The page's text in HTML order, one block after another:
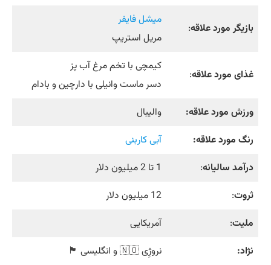
بازیگر مورد علاقه:
میشل فایفر
مریل استریپ
غذای مورد علاقه:
کیمچی با تخم مرغ آب پز
دسر ماست وانیلی با دارچین و بادام
ورزش مورد علاقه:
والیبال
رنگ مورد علاقه:
آبی کاربنی
درآمد سالیانه:
1 تا 2 میلیون دلار
ثروت:
12 میلیون دلار
ملیت:
آمریکایی
نژاد:
نروژِی🇳🇴و انگلیسی 🏴󠁧󠁢󠁥󠁮󠁧󠁿